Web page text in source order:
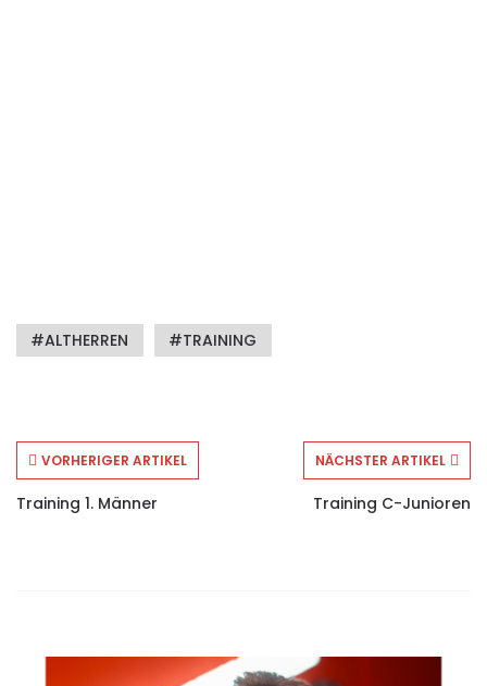
ALTHERREN TRAINING
VORHERIGER ARTIKEL
Training 1. Männer
NÄCHSTER ARTIKEL
Training C-Junioren